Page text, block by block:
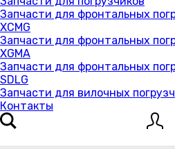
Запчасти для фронтальных
XCMG
Запчасти для фронтальных
XGMA
Запчасти для фронтальных
SDLG
Запчасти для вилочных
Контакты